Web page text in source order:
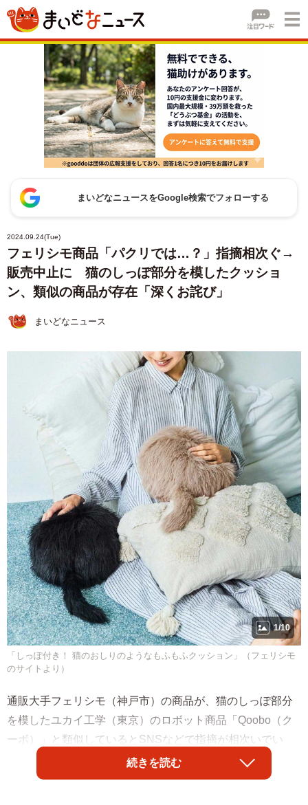
まいどなニュースをGoogle検索でフォローする
2024.09.24(Tue)
フェリシモ商品「パクリでは…？」指摘相次ぐ→
販売中止に 猫のしっぽ部分を模したクッショ
ン、類似の商品が存在「深くお詫び」
まいどなニュース
1/10
「しっぽ付き！ 猫のおしりのようなもふもふクッション」（フェリシモ
のサイトより）
通販大手フェリシモ（神戸市）の商品が、猫のしっぽ部分
を模したユカイ工学（東京）のロボット商品「Qoobo（ク
ーボ）」と類似しているとSNSなどで指摘が相次いでい
る。フェリシモは24日、まいどなニュースの取材に対し、
「企画開発において、十分な検討を尽くすことができず、
続きを読む